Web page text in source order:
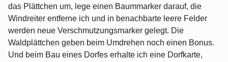
das Plättchen um, lege einen Baummarker darauf, die
Windreiter entferne ich und in benachbarte leere Felder
werden neue Verschmutzungsmarker gelegt. Die
Waldplättchen geben beim Umdrehen noch einen Bonus.
Und beim Bau eines Dorfes erhalte ich eine Dorfkarte,